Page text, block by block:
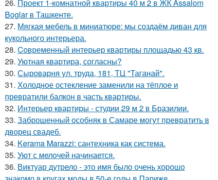
26. Проект 1-комнатной квартиры 40 м 2 в ЖК Assalom
Boglar в Ташкенте.
27. Мягкая мебель в миниатюре: мы создаём диван для
кукольного интерьера.
28. Cовременный интерьер квартиры площадью 43 кв.
29. Уютная квартира, согласны?
30. Сыроварня ул. труда, 181, ТЦ "Таганай".
31. Холодное остекление заменили на тёплое и
превратили балкон в часть квартиры.
32. Интерьер квартиры - студии 29 м 2 в Бразилии.
33. Заброшенный особняк в Самаре могут превратить в
дворец свадеб.
34. Kerama Marazzi: сантехника как система.
35. Уют с мелочей начинается.
36. Виктуар дутрело - это имя было очень хорошо